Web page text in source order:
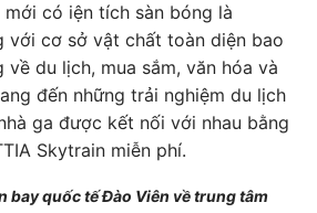
mới có iện tích sàn bóng là
với cơ sở vật chất toàn diện bao
du lịch, mua sắm, văn hóa và
đến những trải nghiệm du lịch
ga được kết nối với nhau bằng
Skytrain miễn phí.
bay quốc tế Đào Viên về trung tâm